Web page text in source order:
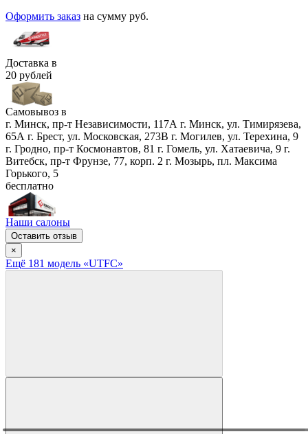
Оформить заказ на сумму руб.
Доставка в
20 рублей
Самовывоз в
г. Минск, пр-т Независимости, 117А г. Минск, ул. Тимирязева,
65А г. Брест, ул. Московская, 273В г. Могилев, ул. Терехина, 9
г. Гродно, пр-т Космонавтов, 81 г. Гомель, ул. Хатаевича, 9 г.
Витебск, пр-т Фрунзе, 77, корп. 2 г. Мозырь, пл. Максима
Горького, 5
бесплатно
Наши салоны
Оставить отзыв
×
Ещё 181 модель «UTFC»